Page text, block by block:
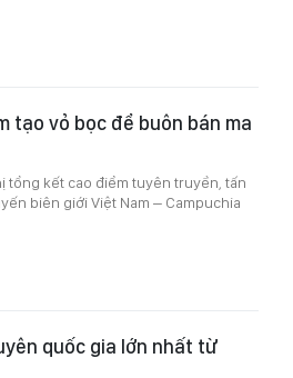
tạo vỏ bọc để buôn bán ma
tổng kết cao điểm tuyên truyền, tấn
biên giới Việt Nam – Campuchia
quốc gia lớn nhất từ